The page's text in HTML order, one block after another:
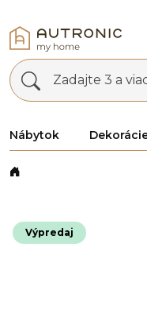
Zadajte 3 a
Nábytok
Výpredaj